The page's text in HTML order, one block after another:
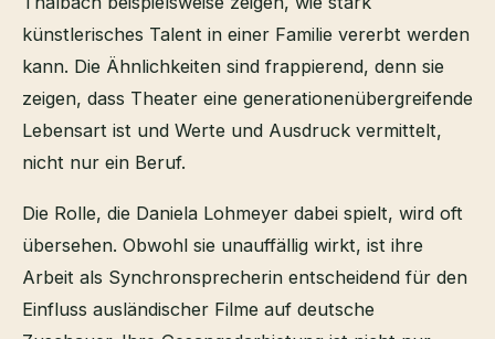
künstlerisches Talent in einer Familie vererbt werden
kann. Die Ähnlichkeiten sind frappierend, denn sie
zeigen, dass Theater eine generationenübergreifende
Lebensart ist und Werte und Ausdruck vermittelt,
nicht nur ein Beruf.
Die Rolle, die Daniela Lohmeyer dabei spielt, wird oft
übersehen. Obwohl sie unauffällig wirkt, ist ihre
Arbeit als Synchronsprecherin entscheidend für den
Einfluss ausländischer Filme auf deutsche